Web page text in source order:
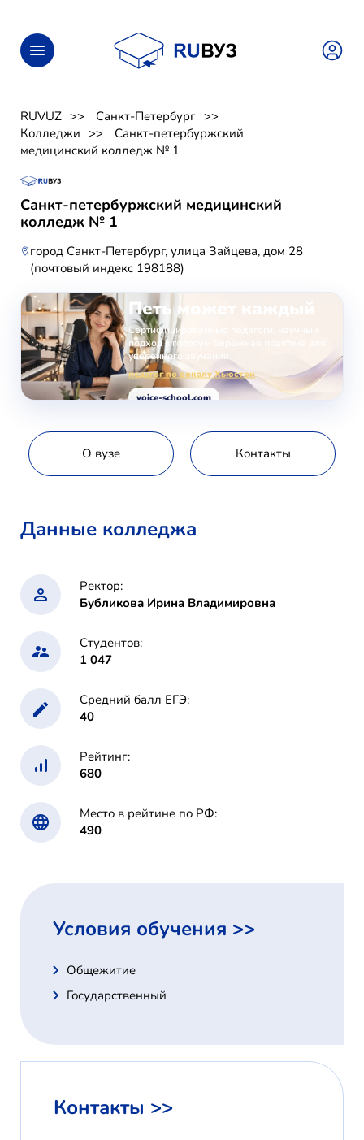
RUVUZ
Санкт-Петербург
Колледжи
Санкт-петербуржский
медицинский колледж № 1
Санкт-петербуржский медицинский
колледж № 1
город Санкт-Петербург, улица Зайцева, дом 28
(почтовый индекс 198188)
ОНЛАЙН-ЗАНЯТИЯ ВОКАЛОМ
Петь может каждый
Сертифицированные педагоги, научный
подход к голосу и бережная практика для
уверенного звучания.
педагог по вокалу Хьюстон
voice-school.com
О вузе Контакты
Данные колледжа
Ректор:
Бубликова Ирина Владимировна
Студентов:
1 047
Средний балл ЕГЭ:
40
Рейтинг:
680
Место в рейтине по РФ:
490
Условия обучения >>
Общежитие
Государственный
Контакты >>